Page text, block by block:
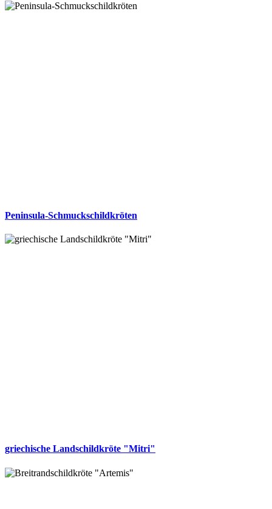
Peninsula-Schmuckschildkröten
griechische Landschildkröte "Mitri"